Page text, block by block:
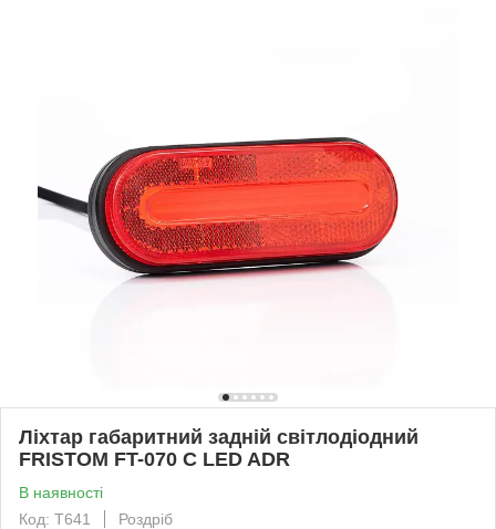
Ліхтар габаритний задній світлодіодний
FRISTOM FT-070 C LED ADR
В наявності
Код: T641
Роздріб